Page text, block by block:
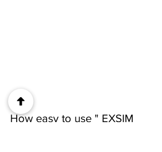
How easy to use " EXSIM